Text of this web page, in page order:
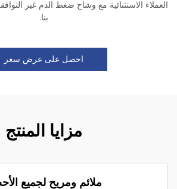
العملاء الاستثنائية مع وشاح ضغط الدم غير
بنا.
احصل على عرض سعر
مزايا المنتج
ملائم ومريح لجميع